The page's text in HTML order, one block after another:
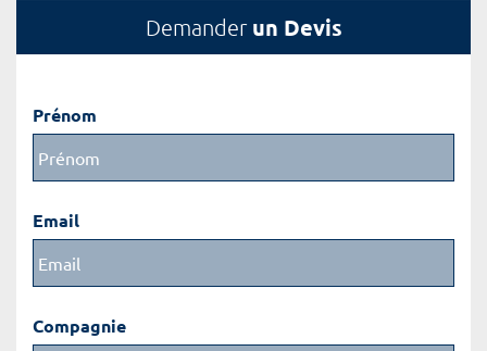
Demander un Devis
Prénom
Email
Compagnie